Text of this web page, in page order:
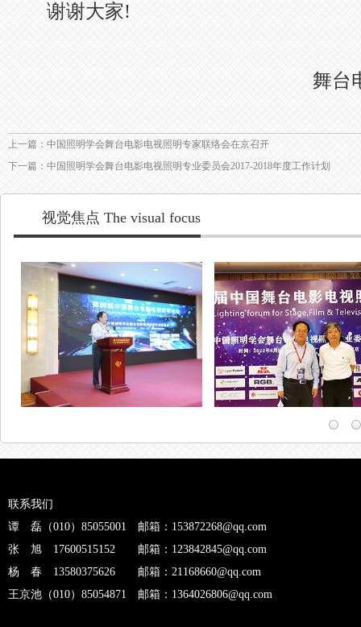
谢谢大家!
舞台电
上一篇：中国照明学会舞台电影电视照明专家联络会在京召开
下一篇：中国照明学会舞台电影电视照明专业委员会2017-2018年度工作计划
联系我们
谭 磊（010）85055001 邮箱：153872268@qq.com
张 旭 17600515152 邮箱：123842845@qq.com
杨 春 13580375626 邮箱：21168660@qq.com
王京池（010）85054871 邮箱：1364026806@qq.com